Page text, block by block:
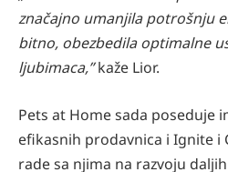
značajno umanjila potrošnju
bitno, obezbedila optimalne
ljubimaca,”kaže Lior.
Pets at Home sada poseduje
efikasnih prodavnica i Ignite i
rade sa njima na razvoju